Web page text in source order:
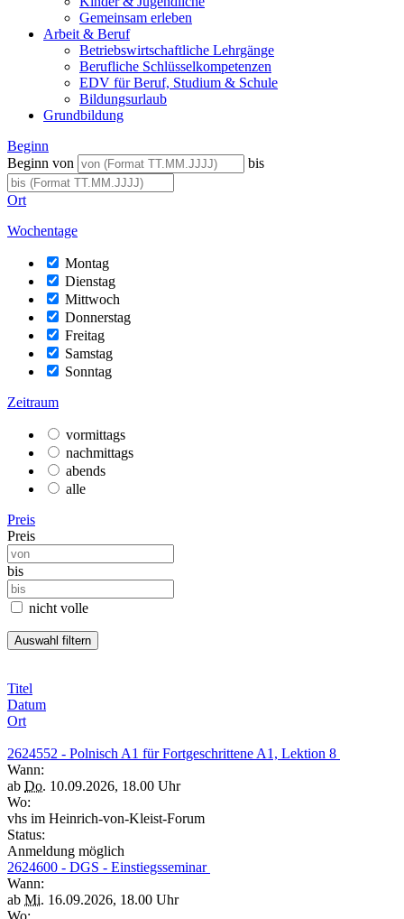
Gemeinsam erleben
Arbeit & Beruf
Betriebswirtschaftliche Lehrgänge
Berufliche Schlüsselkompetenzen
EDV für Beruf, Studium & Schule
Bildungsurlaub
Grundbildung
Beginn
Beginn von
bis
Ort
Wochentage
Montag
Dienstag
Mittwoch
Donnerstag
Freitag
Samstag
Sonntag
Zeitraum
vormittags
nachmittags
abends
alle
Preis
Preis
bis
nicht volle
Titel
Datum
Ort
2624552 - Polnisch A1 für Fortgeschrittene A1, Lektion 8
Wann:
ab Do. 10.09.2026, 18.00 Uhr
Wo:
vhs im Heinrich-von-Kleist-Forum
Status:
Anmeldung möglich
2624600 - DGS - Einstiegsseminar
Wann:
ab Mi. 16.09.2026, 18.00 Uhr
Wo: